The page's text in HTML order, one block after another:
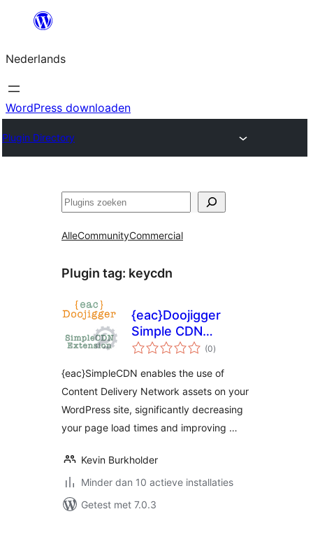
de
inhoud
Nederlands
WordPress downloaden
Plugin Directory
Zoeken
AlleCommunityCommercial
Plugin tag: keycdn
{eac}Doojigger
Simple CDN
Extension for
(0totaal
waarderingen
)
{eac}SimpleCDN enables the use of
Content Delivery Network assets on your
WordPress site, significantly decreasing
your page load times and improving …
Kevin Burkholder
Minder dan 10 actieve installaties
Getest met 7.0.3